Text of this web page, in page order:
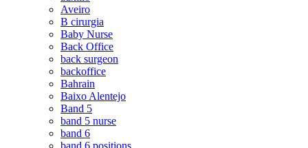
Aveiro
B cirurgia
Baby Nurse
Back Office
back surgeon
backoffice
Bahrain
Baixo Alentejo
Band 5
band 5 nurse
band 6
band 6 positions